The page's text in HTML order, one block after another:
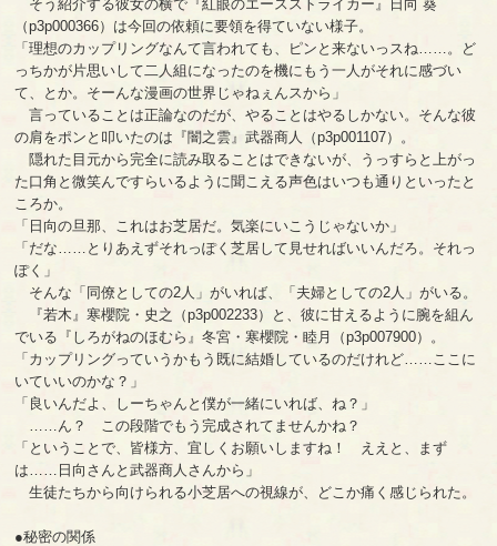
そう紹介する彼女の横で『紅眼のエースストライカー』日向 葵
（p3p000366）は今回の依頼に要領を得ていない様子。
「理想のカップリングなんて言われても、ピンと来ないっスね……。ど
っちかが片思いして二人組になったのを機にもう一人がそれに感づい
て、とか。そーんな漫画の世界じゃねぇんスから」
言っていることは正論なのだが、やることはやるしかない。そんな彼
の肩をポンと叩いたのは『闇之雲』武器商人（p3p001107）。
隠れた目元から完全に読み取ることはできないが、うっすらと上がっ
た口角と微笑んですらいるように聞こえる声色はいつも通りといったと
ころか。
「日向の旦那、これはお芝居だ。気楽にいこうじゃないか」
「だな……とりあえずそれっぽく芝居して見せればいいんだろ。それっ
ぽく」
そんな「同僚としての2人」がいれば、「夫婦としての2人」がいる。
『若木』寒櫻院・史之（p3p002233）と、彼に甘えるように腕を組ん
でいる『しろがねのほむら』冬宮・寒櫻院・睦月（p3p007900）。
「カップリングっていうかもう既に結婚しているのだけれど……ここに
いていいのかな？」
「良いんだよ、しーちゃんと僕が一緒にいれば、ね？」
……ん？ この段階でもう完成されてませんかね？
「ということで、皆様方、宜しくお願いしますね！ ええと、まず
は……日向さんと武器商人さんから」
生徒たちから向けられる小芝居への視線が、どこか痛く感じられた。
●秘密の関係